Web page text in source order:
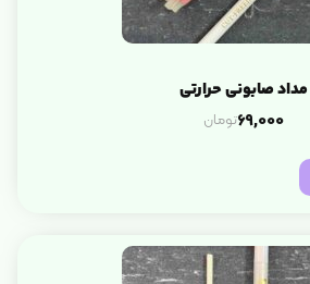
مداد صابونی حرارتی
69,000تومان